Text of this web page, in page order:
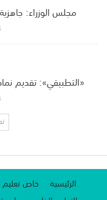
مجلس الوزراء:
«التطبيقي»: تقديم
الرئيسية خاص تعليم